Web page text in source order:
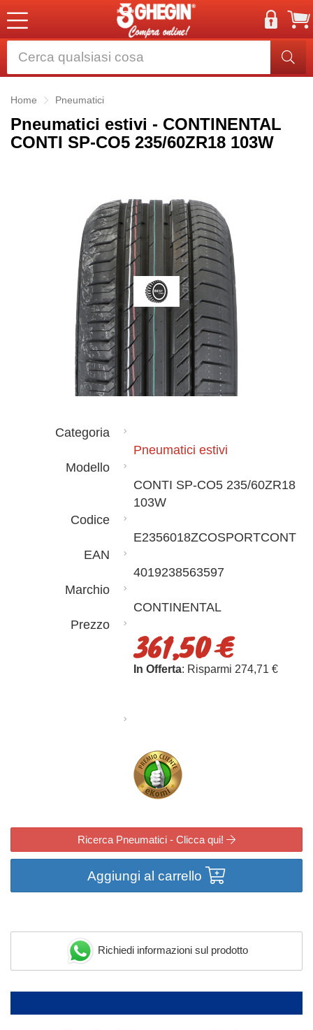
Home Pneumatici
Pneumatici estivi - CONTINENTAL
CONTI SP-CO5 235/60ZR18 103W
Categoria
Pneumatici estivi
Modello
CONTI SP-CO5 235/60ZR18
103W
Codice
E2356018ZCOSPORTCONT
EAN
4019238563597
Marchio
CONTINENTAL
Prezzo
361,50 €
In Offerta: Risparmi 274,71 €
Ricerca Pneumatici - Clicca qui!
Aggiungi al carrello
Richiedi informazioni sul prodotto